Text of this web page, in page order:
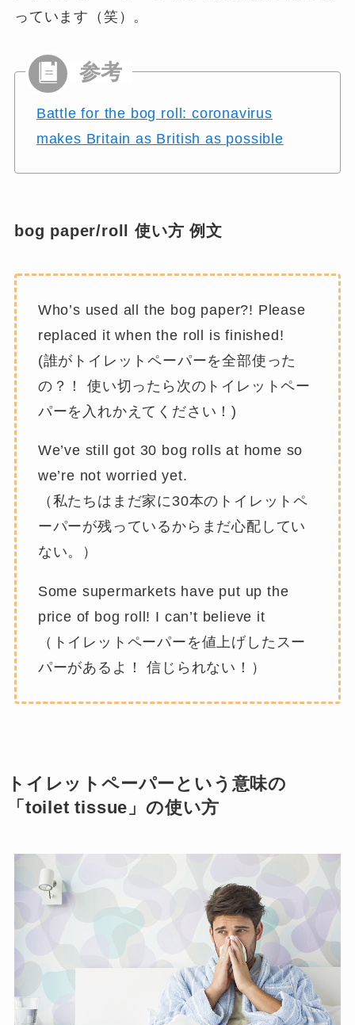
っています（笑）。
Battle for the bog roll: coronavirus
makes Britain as British as possible
bog paper/roll 使い方 例文
Who’s used all the bog paper?! Please
replaced it when the roll is finished!
(誰がトイレットペーパーを全部使った
の？！ 使い切ったら次のトイレットペー
パーを入れかえてください！)
We’ve still got 30 bog rolls at home so
we’re not worried yet.
（私たちはまだ家に30本のトイレットペ
ーパーが残っているからまだ心配してい
ない。）
Some supermarkets have put up the
price of bog roll! I can’t believe it
（トイレットペーパーを値上げしたスー
パーがあるよ！ 信じられない！）
トイレットペーパーという意味の
「toilet tissue」の使い方